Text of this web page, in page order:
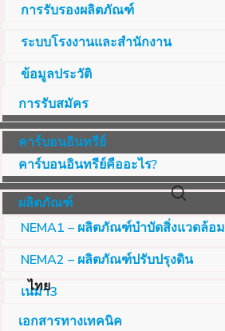
ไทย
การรับรองผลิตภัณฑ์
ระบบโรงงานและสำนักงาน
ข้อมูลประวัติ
การรับสมัคร
คาร์บอนอินทรีย์
คาร์บอนอินทรีย์คืออะไร?
ผลิตภัณฑ์
NEMA1 – ผลิตภัณฑ์บำบัดสิ่งแวดล้อม
NEMA2 – ผลิตภัณฑ์ปรับปรุงดิน
เนม่า3
เอกสารทางเทคนิค